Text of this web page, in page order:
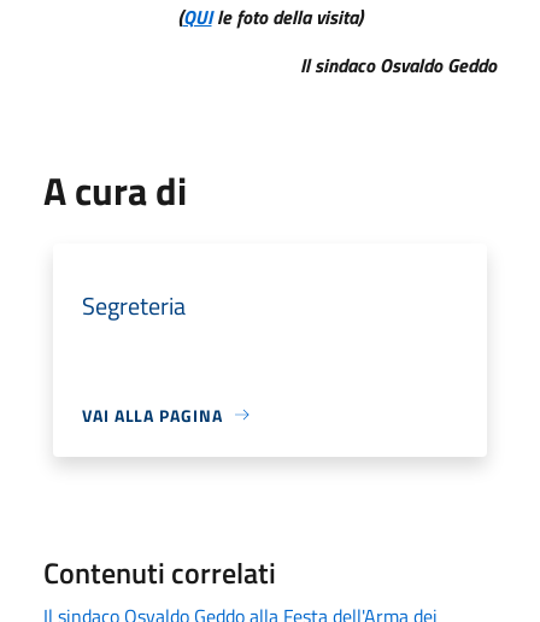
(QUIle foto della visita)
Il sindaco Osvaldo Geddo
A cura di
Segreteria
VAI ALLA PAGINA
Contenuti correlati
Il sindaco Osvaldo Geddo alla Festa dell'Arma dei